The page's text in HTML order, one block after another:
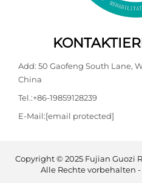
Add: 50 Gaofeng South Lane,
China
Tel.:+86-19859128239
E-Mail:[email protected]
Copyright © 2025 Fujian Guozi
Alle Rechte vorbehalten -